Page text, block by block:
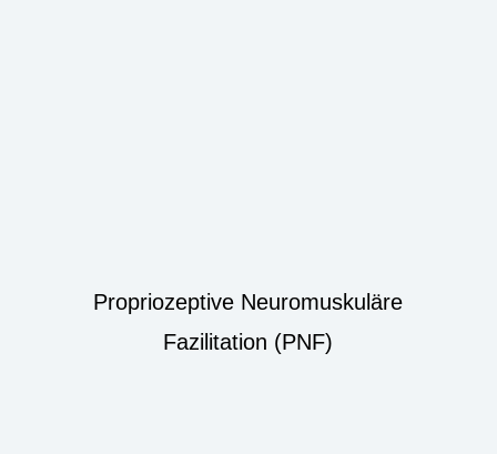
Propriozeptive Neuromuskuläre
Fazilitation (PNF)